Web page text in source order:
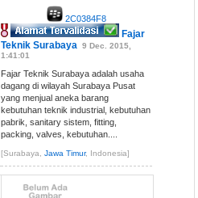
2C0384F8
Fajar
Teknik Surabaya 9 Dec. 2015,
1:41:01
Fajar Teknik Surabaya adalah usaha
dagang di wilayah Surabaya Pusat
yang menjual aneka barang
kebutuhan teknik industrial, kebutuhan
pabrik, sanitary sistem, fitting,
packing, valves, kebutuhan....
[Surabaya,Jawa Timur, Indonesia]